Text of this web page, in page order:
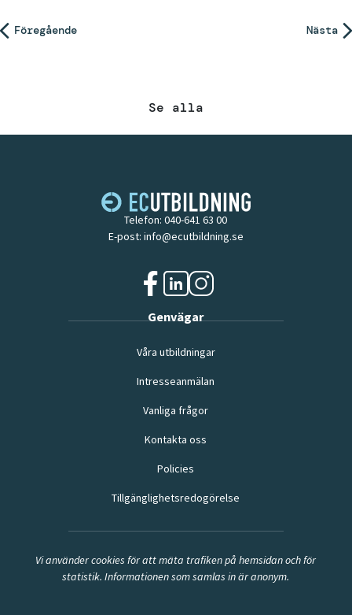
Föregående Nästa
Se alla
Telefon:040-641 63 00
E-post: info@ecutbildning.se
a
e
o
k
(
n
s
n
y
i
k
d
n
(
p
n
s
n
y
n
t
g
a
m
p
a
i
n
Genvägar
Våra utbildningar
Intresseanmälan
Vanliga frågor
Kontakta oss
Policies
Tillgänglighetsredogörelse
Vi använder cookies för att mäta trafiken på hemsidan och för
statistik. Informationen som samlas in är anonym.